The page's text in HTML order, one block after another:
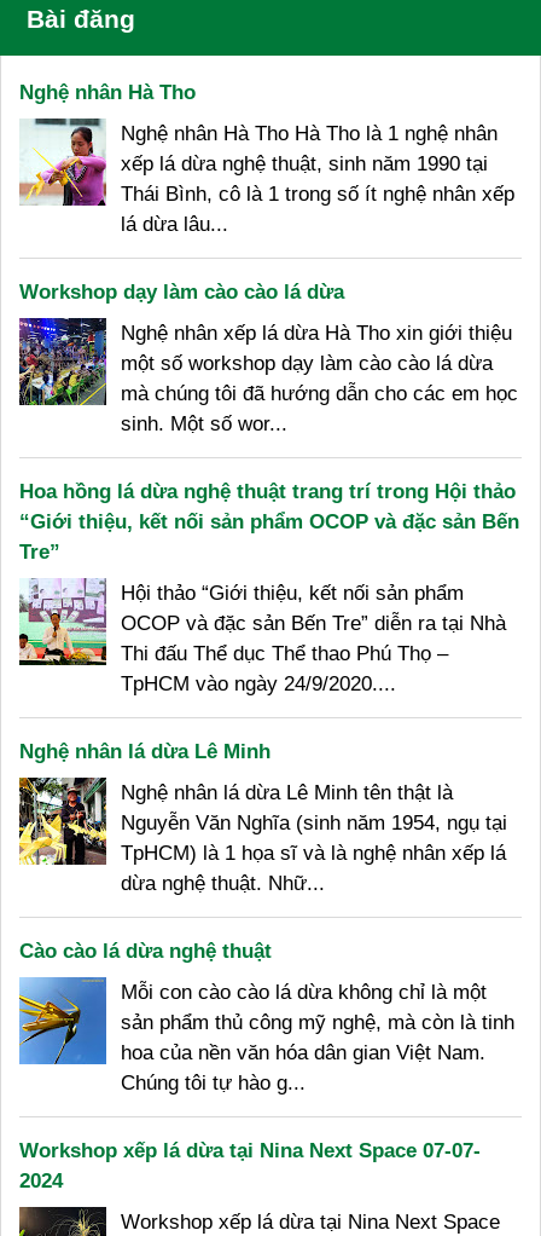
Bài đăng
Nghệ nhân Hà Tho
Nghệ nhân Hà Tho Hà Tho là 1 nghệ nhân
xếp lá dừa nghệ thuật, sinh năm 1990 tại
Thái Bình, cô là 1 trong số ít nghệ nhân xếp
lá dừa lâu...
Workshop dạy làm cào cào lá dừa
Nghệ nhân xếp lá dừa Hà Tho xin giới thiệu
một số workshop dạy làm cào cào lá dừa
mà chúng tôi đã hướng dẫn cho các em học
sinh. Một số wor...
Hoa hồng lá dừa nghệ thuật trang trí trong Hội thảo
“Giới thiệu, kết nối sản phẩm OCOP và đặc sản Bến
Tre”
Hội thảo “Giới thiệu, kết nối sản phẩm
OCOP và đặc sản Bến Tre” diễn ra tại Nhà
Thi đấu Thể dục Thể thao Phú Thọ –
TpHCM vào ngày 24/9/2020....
Nghệ nhân lá dừa Lê Minh
Nghệ nhân lá dừa Lê Minh tên thật là
Nguyễn Văn Nghĩa (sinh năm 1954, ngụ tại
TpHCM) là 1 họa sĩ và là nghệ nhân xếp lá
dừa nghệ thuật. Nhữ...
Cào cào lá dừa nghệ thuật
Mỗi con cào cào lá dừa không chỉ là một
sản phẩm thủ công mỹ nghệ, mà còn là tinh
hoa của nền văn hóa dân gian Việt Nam.
Chúng tôi tự hào g...
Workshop xếp lá dừa tại Nina Next Space 07-07-
2024
Workshop xếp lá dừa tại Nina Next Space